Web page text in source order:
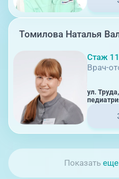
Травмпункт, ул.Труда,
08:00-21:00
Томилова Наталья
Стаж
Врач-
ул.
Показать